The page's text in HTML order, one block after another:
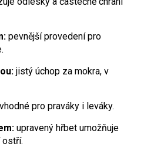
pevnější provedení pro
jistý úchop za mokra, v
vhodné pro praváky i leváky.
upravený hřbet umožňuje
ostří.